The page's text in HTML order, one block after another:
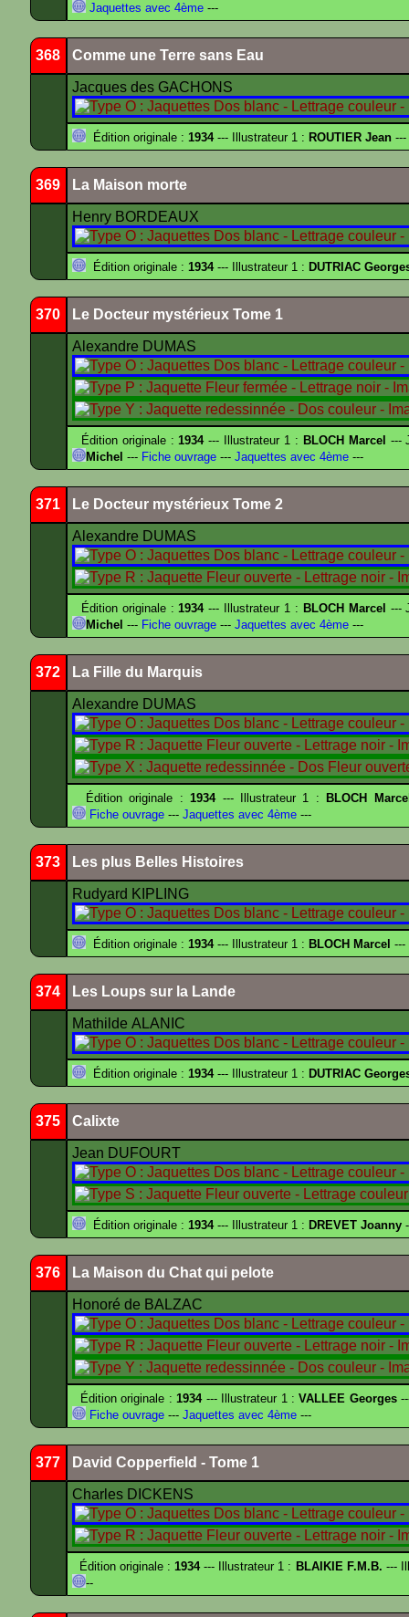
Jaquettes avec 4ème ---
368 Comme une Terre sans Eau
Jacques des GACHONS
Édition originale : 1934--- Illustrateur 1 : ROUTIER Jean ---
369 La Maison morte
Henry BORDEAUX
Édition originale : 1934--- Illustrateur 1 : DUTRIAC
370 Le Docteur mystérieux Tome 1
Alexandre DUMAS
Édition originale :1934--- Illustrateur 1 : BLOCH Marcel ---
Michel --- Fiche ouvrage --- Jaquettes avec 4ème ---
371 Le Docteur mystérieux Tome 2
Alexandre DUMAS
Édition originale :1934--- Illustrateur 1 : BLOCH Marcel ---
Michel --- Fiche ouvrage --- Jaquettes avec 4ème ---
372 La Fille du Marquis
Alexandre DUMAS
Édition originale :1934--- Illustrateur 1 :
BLOCH
Fiche ouvrage --- Jaquettes avec 4ème ---
373 Les plus Belles Histoires
Rudyard KIPLING
Édition originale : 1934--- Illustrateur 1 : BLOCH Marcel ---
374 Les Loups sur la Lande
Mathilde ALANIC
Édition originale : 1934--- Illustrateur 1 : DUTRIAC
375 Calixte
Jean DUFOURT
Édition originale : 1934--- Illustrateur 1 : DREVET Joanny
376 La Maison du Chat qui pelote
Honoré de BALZAC
Édition originale :1934--- Illustrateur 1 :VALLEE Georges
Fiche ouvrage --- Jaquettes avec 4ème ---
377 David Copperfield - Tome 1
Charles DICKENS
Édition originale :1934--- Illustrateur 1 : BLAIKIE F.M.B. ---
--